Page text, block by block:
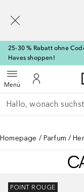
25-30 % Rabatt ohne
Haves shoppen!
MenüMenü öffnenZu Meinem
Gehe zurück
Suche ausführen
Homepage Parfum
POINT ROUGE